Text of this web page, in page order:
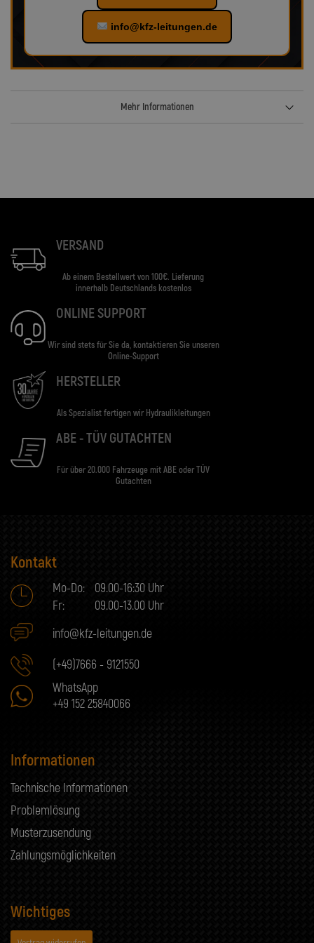
info@kfz-leitungen.de
Mehr Informationen
VERSAND
Ab einem Bestellwert von 100€. Lieferung
innerhalb Deutschlands kostenlos
ONLINE SUPPORT
Wir sind stets für Sie da, kontaktieren Sie unseren
Online-Support
HERSTELLER
Als Spezialist fertigen wir Hydraulikleitungen
ABE - TÜV GUTACHTEN
Für über 20.000 Fahrzeuge mit ABE oder TÜV
Gutachten
Kontakt
Mo-Do:
09.00-16:30 Uhr
Fr:
09.00-13.00 Uhr
info@kfz-leitungen.de
(+49)7666 - 9121550
WhatsApp
+49 152 25840066
Informationen
Technische Informationen
Problemlösung
Musterzusendung
Zahlungsmöglichkeiten
Wichtiges